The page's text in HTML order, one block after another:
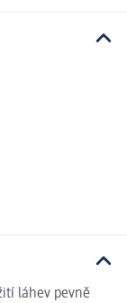
láhev pevně